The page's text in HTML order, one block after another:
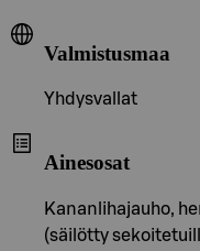
Valmistusmaa
Yhdysvallat
Ainesosat
Kananlihajauho,
(säilötty